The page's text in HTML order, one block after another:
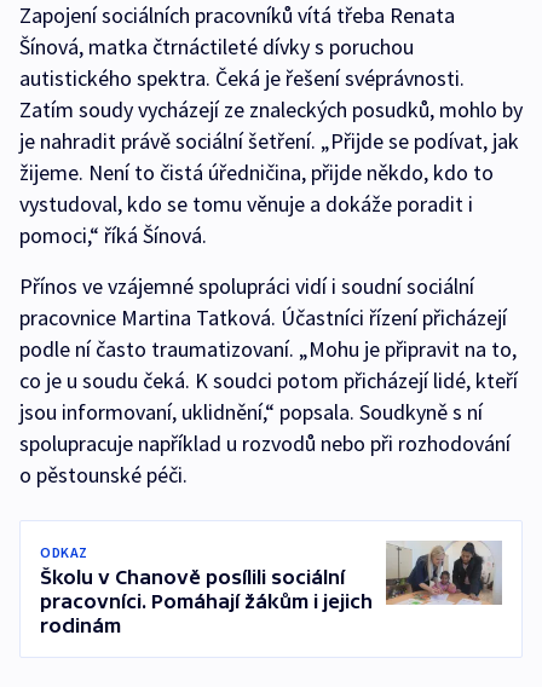
Zapojení sociálních pracovníků vítá třeba Renata
Šínová, matka čtrnáctileté dívky s poruchou
autistického spektra. Čeká je řešení svéprávnosti.
Zatím soudy vycházejí ze znaleckých posudků, mohlo by
je nahradit právě sociální šetření. „Přijde se podívat, jak
žijeme. Není to čistá úředničina, přijde někdo, kdo to
vystudoval, kdo se tomu věnuje a dokáže poradit i
pomoci,“ říká Šínová.
Přínos ve vzájemné spolupráci vidí i soudní sociální
pracovnice Martina Tatková. Účastníci řízení přicházejí
podle ní často traumatizovaní. „Mohu je připravit na to,
co je u soudu čeká. K soudci potom přicházejí lidé, kteří
jsou informovaní, uklidnění,“ popsala. Soudkyně s ní
spolupracuje například u rozvodů nebo při rozhodování
o pěstounské péči.
ODKAZ
Školu v Chanově posílili sociální
pracovníci. Pomáhají žákům i jejich
rodinám